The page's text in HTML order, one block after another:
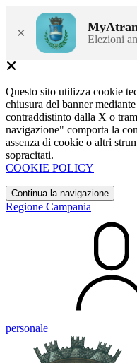
× Elezioni
Questo sito utilizza cookie
chiusura del banner
contraddistinto dalla X o
navigazione" comporta la
assenza di cookie o altri
sopracitati.
COOKIE POLICY
Continua la navigazione
Regione Campania
personale